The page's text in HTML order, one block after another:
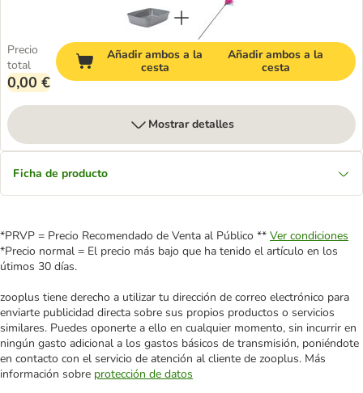
Precio
total
0,00 €
Añadir ambos a la
cesta
Añadir ambos a la
cesta
Mostrar detalles
Ficha de producto
*PRVP = Precio Recomendado de Venta al Público ** Ver condiciones
*Precio normal = El precio más bajo que ha tenido el artículo en los
útimos 30 días.
zooplus tiene derecho a utilizar tu dirección de correo electrónico para
enviarte publicidad directa sobre sus propios productos o servicios
similares. Puedes oponerte a ello en cualquier momento, sin incurrir en
ningún gasto adicional a los gastos básicos de transmisión, poniéndote
en contacto con el servicio de atención al cliente de zooplus. Más
información sobre protección de datos